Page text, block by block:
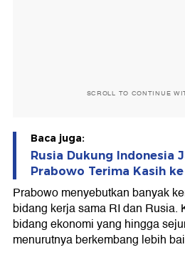
SCROLL TO CONTINUE
Baca juga:
Rusia Dukung Indonesia
Prabowo Terima Kasih
Prabowo menyebutkan banyak
bidang kerja sama RI dan Rusia.
bidang ekonomi yang hingga
menurutnya berkembang lebih